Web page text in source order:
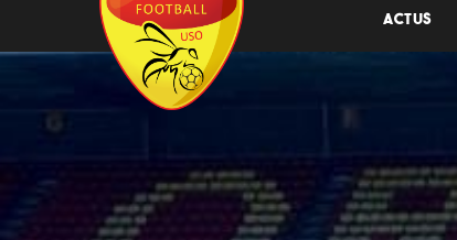
ACTUS